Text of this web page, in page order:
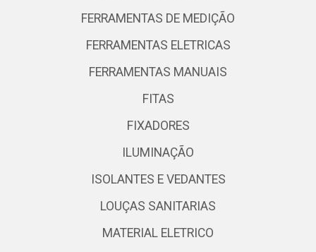
FERRAMENTAS DE MEDIÇÃO
FERRAMENTAS ELETRICAS
FERRAMENTAS MANUAIS
FITAS
FIXADORES
ILUMINAÇÃO
ISOLANTES E VEDANTES
LOUÇAS SANITARIAS
MATERIAL ELETRICO